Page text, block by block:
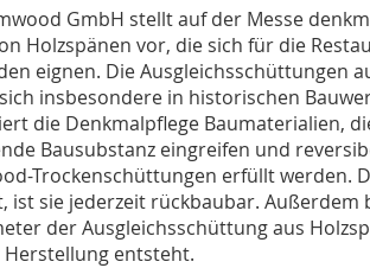
GmbH stellt auf der Messe
Holzspänen vor, die sich für die
eignen. Die Ausgleichsschüttungen
insbesondere in historischen
die Denkmalpflege Baumaterialien,
Bausubstanz eingreifen und
Trockenschüttungen erfüllt werden.
ist sie jederzeit rückbaubar.
der Ausgleichsschüttung aus
Herstellung entsteht.